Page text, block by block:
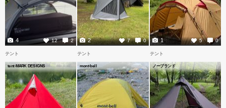
12 2
4 7 0
2 5 0
1
テント
tent-MARK DESIGNS
テント
mont-bell
テント
ノーブランド